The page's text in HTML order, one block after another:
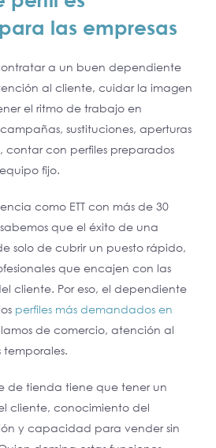
las empresas
a un buen dependiente
al cliente, cuidar la imagen
el ritmo de trabajo en
sustituciones, aperturas
con perfiles preparados
fijo.
como ETT con más de 30
que el éxito de una
solo de cubrir un puesto rápido,
que encajen con las
cliente. Por eso, el dependiente
perfiles más demandados en
de comercio, atención al
de tienda tiene que tener un
cliente, conocimiento del
y capacidad para vender sin